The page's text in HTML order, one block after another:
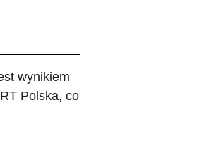
wynikiem
Polska, co